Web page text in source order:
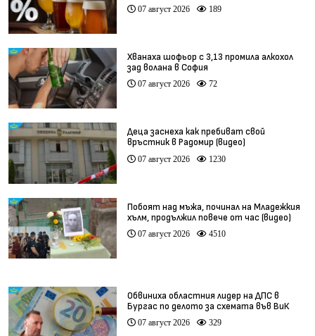
07 август 2026 189
Хванаха шофьор с 3,13 промила алкохол
зад волана в София
07 август 2026 72
Деца заснеха как пребиват свой
връстник в Радомир (видео)
07 август 2026 1230
Побоят над мъжа, починал на Младежкия
хълм, продължил повече от час (видео)
07 август 2026 4510
Обвиниха областния лидер на ДПС в
Бургас по делото за схемата във ВиК
07 август 2026 329